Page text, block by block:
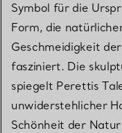
Symbol für die
Form, die
Geschmeidigkeit
fasziniert. Die
spiegelt Perettis
unwiderstehlicher
Schönheit der